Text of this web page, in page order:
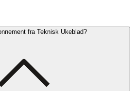
fra Teknisk Ukeblad?